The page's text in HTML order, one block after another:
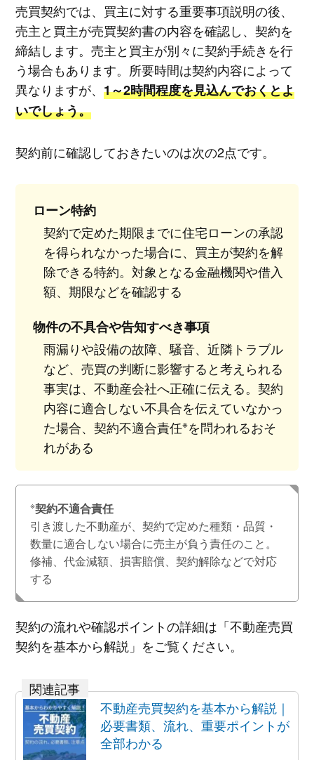
売買契約では、買主に対する重要事項説明の後、
売主と買主が売買契約書の内容を確認し、契約を
締結します。売主と買主が別々に契約手続きを行
う場合もあります。所要時間は契約内容によって
異なりますが、 1～2時間程度を見込んでおくとよ
いでしょう。
契約前に確認しておきたいのは次の2点です。
ローン特約
契約で定めた期限までに住宅ローンの承認
を得られなかった場合に、買主が契約を解
除できる特約。対象となる金融機関や借入
額、期限などを確認する
物件の不具合や告知すべき事項
雨漏りや設備の故障、騒音、近隣トラブル
など、売買の判断に影響すると考えられる
事実は、不動産会社へ正確に伝える。契約
内容に適合しない不具合を伝えていなかっ
た場合、契約不適合責任※を問われるおそ
れがある
※契約不適合責任
引き渡した不動産が、契約で定めた種類・品質・
数量に適合しない場合に売主が負う責任のこと。
修補、代金減額、損害賠償、契約解除などで対応
する
契約の流れや確認ポイントの詳細は「不動産売買
契約を基本から解説」をご覧ください。
不動産売買契約を基本から解説｜
必要書類、流れ、重要ポイントが
全部わかる